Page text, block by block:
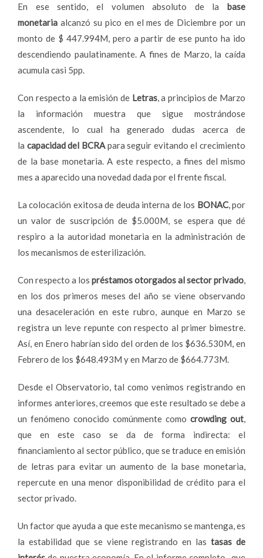
En ese sentido, el volumen absoluto de la base
monetaria alcanzó su pico en el mes de Diciembre por un
monto de $ 447.994M, pero a partir de ese punto ha ido
descendiendo paulatinamente. A fines de Marzo, la caída
acumula casi 5pp.
Con respecto a la emisión de Letras, a principios de Marzo
la información muestra que sigue mostrándose
ascendente, lo cual ha generado dudas acerca de
la capacidad del BCRApara seguir evitando el crecimiento
de la base monetaria. A este respecto, a fines del mismo
mes a aparecido una novedad dada por el frente fiscal.
La colocación exitosa de deuda interna de los BONAC, por
un valor de suscripción de $5.000M, se espera que dé
respiro a la autoridad monetaria en la administración de
los mecanismos de esterilización.
Con respecto a los préstamos otorgados al sector privado
en los dos primeros meses del año se viene observando
una desaceleración en este rubro, aunque en Marzo se
registra un leve repunte con respecto al primer bimestre.
Así, en Enero habrían sido del orden de los $636.530M, en
Febrero de los $648.493M y en Marzo de $664.773M.
Desde el Observatorio, tal como venimos registrando en
informes anteriores, creemos que este resultado se debe a
un fenómeno conocido comúnmente como crowding out
que en este caso se da de forma indirecta: el
financiamiento al sector público, que se traduce en emisión
de letras para evitar un aumento de la base monetaria,
repercute en una menor disponibilidad de crédito para el
sector privado.
Un factor que ayuda a que este mecanismo se mantenga, es
la estabilidad que se viene registrando en lastasas de